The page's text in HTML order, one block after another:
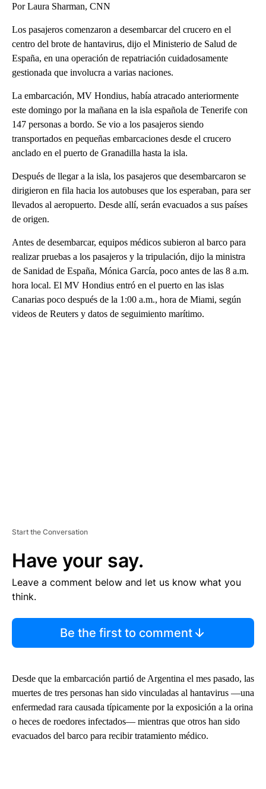
Por Laura Sharman, CNN
Los pasajeros comenzaron a desembarcar del crucero en el
centro del brote de hantavirus, dijo el Ministerio de Salud de
España, en una operación de repatriación cuidadosamente
gestionada que involucra a varias naciones.
La embarcación, MV Hondius, había atracado anteriormente
este domingo por la mañana en la isla española de Tenerife con
147 personas a bordo. Se vio a los pasajeros siendo
transportados en pequeñas embarcaciones desde el crucero
anclado en el puerto de Granadilla hasta la isla.
Después de llegar a la isla, los pasajeros que desembarcaron se
dirigieron en fila hacia los autobuses que los esperaban, para ser
llevados al aeropuerto. Desde allí, serán evacuados a sus países
de origen.
Antes de desembarcar, equipos médicos subieron al barco para
realizar pruebas a los pasajeros y la tripulación, dijo la ministra
de Sanidad de España, Mónica García, poco antes de las 8 a.m.
hora local. El MV Hondius entró en el puerto en las islas
Canarias poco después de la 1:00 a.m., hora de Miami, según
videos de Reuters y datos de seguimiento marítimo.
Start the Conversation
Have your say.
Leave a comment below and let us know what you
think.
Be the first to comment
Desde que la embarcación partió de Argentina el mes pasado, las
muertes de tres personas han sido vinculadas al hantavirus —una
enfermedad rara causada típicamente por la exposición a la orina
o heces de roedores infectados— mientras que otros han sido
evacuados del barco para recibir tratamiento médico.